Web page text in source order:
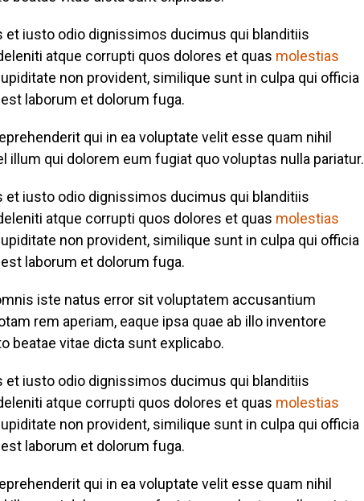
et iusto odio dignissimos ducimus qui blanditiis
atque corrupti quos dolores et quas molestias
non provident, similique sunt in culpa qui officia
laborum et dolorum fuga.
qui in ea voluptate velit esse quam nihil
illum qui dolorem eum fugiat quo voluptas nulla pariatur.
et iusto odio dignissimos ducimus qui blanditiis
atque corrupti quos dolores et quas molestias
non provident, similique sunt in culpa qui officia
laborum et dolorum fuga.
iste natus error sit voluptatem accusantium
rem aperiam, eaque ipsa quae ab illo inventore
beatae vitae dicta sunt explicabo.
et iusto odio dignissimos ducimus qui blanditiis
atque corrupti quos dolores et quas molestias
non provident, similique sunt in culpa qui officia
laborum et dolorum fuga.
qui in ea voluptate velit esse quam nihil